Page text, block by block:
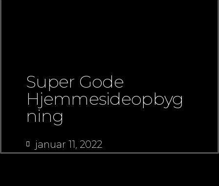
Super Gode
Hjemmesideopbyg
Ning
januar 11, 2022